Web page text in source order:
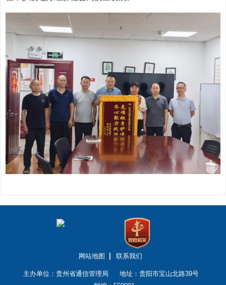
网站地图 联系我们
主办单位：贵州省通信管理局
地址：贵阳市宝山北路39号